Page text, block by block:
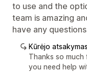
to use and the
team is amazing
have any
Kūrėjo atsakymas
Thanks so
you need help